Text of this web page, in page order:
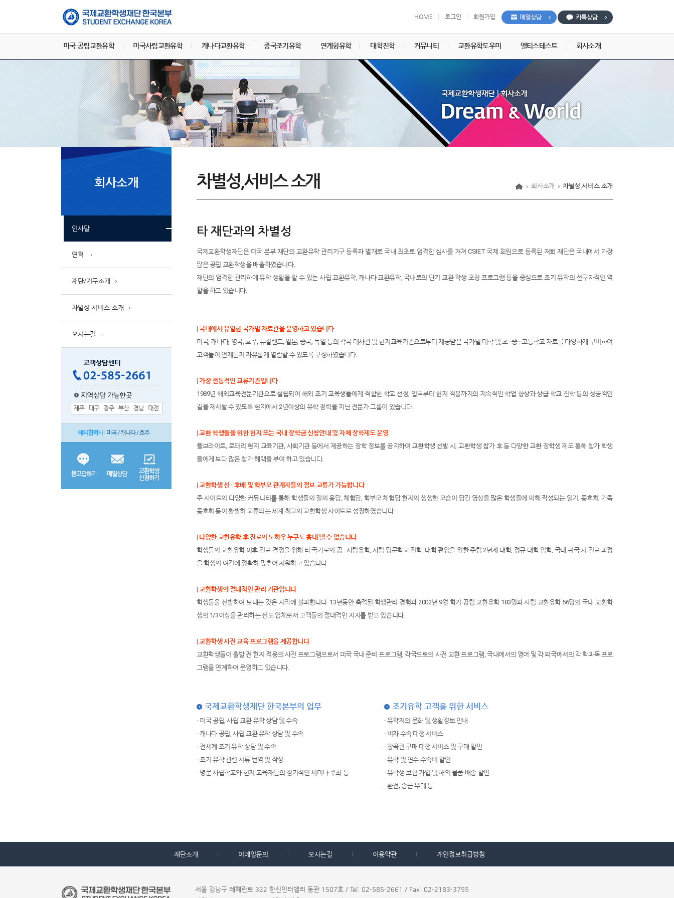
HOME 로그인 회원가입
미국 공립교환유학 미국사립교환유학 캐나다교환유학 중국조기유학 연계형유학 대학진학 커뮤니티 교환유학도우미 엘티스테스트 회사소개
회사소개
인사말
연혁
재단/기구소개
차별성 서비스 소개
오시는길
차별성,서비스 소개 회사소개 차별성,서비스 소개
타 재단과의 차별성
국제교환학생재단은 미국 본부 재단의 교환유학 관리기구 등록과 별개로 국내 최초로 엄격한 심사를 거쳐 CSIET 국제 회원으로 등록된 저희 재단은 국내에서 가장
많은 공립 교환학생을 배출하였습니다.
재단의 엄격한 관리하에 유학 생활을 할 수 있는 사립 교환유학, 캐나다 교환유학, 국내로의 단기 교환 학생 초청 프로그램 등을 중심으로 조기 유학의 선구자적인 역
할을 하고 있습니다.
| 국내에서 유일한 국가별 자료관을 운영하고 있습니다
미국, 캐나다, 영국, 호주, 뉴질랜드, 일본, 중국, 독일 등의 각국 대사관 및 현지교육기관으로부터 제공받은 국가별 대학 및 초 · 중 · 고등학교 자료를 다양하게 구비하여
고객들이 언제든지 자유롭게 열람할 수 있도록 구성하였습니다.
| 가장 전통적인 교류기관입니다
1989년 해외교육전문기관으로 설립되어 해외 조기 교육생들에게 적합한 학교 선정, 입국부터 현지 적응까지의 지속적인 학업 향상과 상급 학교 진학 등의 성공적인
길을 제시할 수 있도록 현지에서 2년이상의 유학 경력을 지닌 전문가 그룹이 있습니다.
| 교환 학생들을 위한 현지 또는 국내 장학금 신청안내 및 자체 장학제도 운영
플브라이트, 로터리 현지 교육기관, 사회기관 등에서 제공하는 장학 정보를 공지하여 교환학생 선발 시, 교환학생 참가 후 등 다양한 교환 장학생 제도 통해 참가 학생
들에게 보다 많은 참가 혜택을 부여 하고 있습니다.
| 교환학생 선 · 후배 및 학부모 관계자들의 정보 교류가 가능합니다
주 사이트의 다양한 커뮤니티를 통해 학생들의 질의 응답, 체험담, 학부모 체험담 현지의 생생한 모습이 담긴 영상을 많은 학생들에 의해 작성되는 일기, 동호회, 가족
동호회 등이 활발히 교류되는 세계 최고의 교환학생 사이트로 성장하였습니다.
| 다양한 교환유학 후 진로의 노하우 누구도 흉내 낼 수 없습니다
학생들의 교환유학 이후 진로 결정을 위해 타 국가로의 공 · 사립유학, 사립 명문학교 진학, 대학 편입을 위한 주립 2년제 대학, 정규 대학 입학, 국내 귀국 시 진로 과정
을 학생의 여건에 정확히 맞추어 지원하고 있습니다.
| 교환학생의 절대적인 관리 기관입니다
학생들을 선발하여 보내는 것은 시작에 불과합니다. 13년동안 축적된 학생관리 경험과 2002년 9월 학기 공립 교환유학 183명과 사립 교환유학 56명의 국내 교환학
생의 1/3이상을 관리하는 선도 업체로서 고객들의 절대적인 지지를 받고 있습니다.
| 교환학생 사전 교육 프로그램을 제공합니다
교환학생들이 출발 전 현지 적응의 사전 프로그램으로서 미국 국내 준비 프로그램, 각국으로의 사전 교환 프로그램, 국내에서의 영어 및 각 외국에서의 각 학과목 프로
그램을 연계하여 운영하고 있습니다.
국제교환학생재단 한국본부의 업무
- 미국 공립, 사립 교환 유학 상담 및 수속
- 캐나다 공립, 사립 교환 유학 상담 및 수속
- 전세계 조기 유학 상담 및 수속
- 조기 유학 관련 서류 번역 및 작성
- 명문 사립학교와 현지 교육재단의 정기적인 세미나 주최 등
조기유학 고객을 위한 서비스
- 유학지의 문화 및 생활정보 안내
- 비자 수속 대행 서비스
- 항곡권 구매 대행 서비스 및 구매 할인
- 유학 및 연수 수속비 할인
- 유학생 보험 가입 및 해외 물품 배송 할인
- 환전, 송금 우대 등
재단소개 이메일문의 오시는길 이용약관 개인정보취급방침
서울 강남구 테헤란로 322 한신인터벨리 동관 1507호 / Tel: 02-585-2661 / Fax: 02-2183-3755